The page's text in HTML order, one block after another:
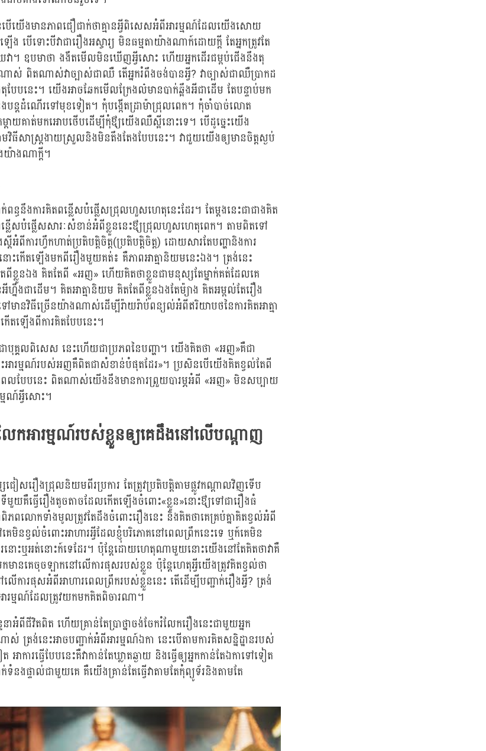
ើយើងមានភាពជឿជាក់ថាគ្មានអ្វីពិសេសអំពីអារម្មណ៍ដែលយើងសោយ
បើទោះបីវាជារឿងអស្ចារ្យ មិនធម្មតាយ៉ាងណាក៍ដោយក្តី តែអ្នកត្រូវតែ
។ ឧបមាថា ងងឹតមើលមិនឃើញអ្វីសោះ ហើយអ្នកដើរជម្ពប់ជើងនឹងតុ
ស់ ពិតណាស់វាច្បាស់ជាឈឺ តើអ្នករំពឹងចង់បានអ្វី? វាច្បាស់ជាឈឺប្រាកដ
បនេះ។ យើងអាចឆែកមើលក្រែងល៎មានបាក់ឆ្អឹងអីជាដើម តែបន្ទាប់មក
បន្តដំណើរទៅមុខទៀត។ កុំបង្កើតដ្រាម៉ាជ្រុលពេក។ កុំចាំបាច់លោត
ាយគាត់មកអោបថើបដើម្បីកុំឳ្យយើងឈឺស្អីនោះទេ។ បើដូច្នេះយើង
វិធីសាស្រ្តងាយស្រួលនិងមិនតឹងតែងបែបនេះ។ វាជួយយើងឲ្យមានចិត្តស្ងប់
យ៉ាងណាក្តី។
ន្ធនឹងការគិតពន្លើសបំផ្លើសជ្រុលហួសហេតុនេះដែរ។ តែម្តងនេះជាជាងគិត
លើសបំផ្លើសសារៈសំខាន់អំពីខ្លួននេះឳ្យជ្រុលហួសហេតុពេក។ តាមពិតទៅ
អំពីការហ្វឹកហាត់ប្រតិបត្តិចិត្ត(ប្រតិបតិ្តចិត្ត) ដោយសារតែបញ្ហានិងការ
ោះកើតឡើងមកពីរឿងមួយគត់៖ គឺភាពអាត្មានិយមនេះឯង។ ត្រង់នេះ
លួនឯង គិតតែពី «អញ» ហើយគិតថាខ្លួនជាមនុស្សតែម្នាក់គត់ដែលគេ
ហ្នឹងជាដើម។ គិតអាត្មានិយម គិតតែពីខ្លួនឯងតែម៉្យាង គិតអម្ពល់តែរឿង
មានវិធីច្រើនយ៉ាងណាស់ដើម្បីរ៉ាយរ៉ាប់ពន្យល់អំពីឥរិយាបថនៃការគិតអាត្មា
ឡើងពីការគិតបែបនេះ។
បុគ្គលពិសេស នេះហើយជាប្រភពនៃបញ្ហា។ យើងគិតថា «អញ»គឺជា
ារម្មណ៍របស់អញគឺពិតជាសំខាន់បំផុតដែរ»។ ប្រសិនបើយើងគិតខ្វល់តែពី
លបែបនេះ ពិតណាស់យើងនឹងមានការព្រួយបារម្ភអំពី «អញ» មិនសប្បាយ
ណ៍អ្វីសោះ។
ែកអារម្មណ៍របស់ខ្លួនឲ្យគេដឹងនៅលើបណ្តាញ
ៀសរឿងជ្រុលនិយមពីរប្រការ តែត្រូវប្រតិបត្តិតាមផ្លូវកណ្តាលវិញទើប
យគឺធ្វើរឿងតូចតាចដែលកើតឡើងចំពោះ«ខ្លួន»នោះឳ្យទៅជារឿងធំ
ោកទាំងមូលត្រូវតែដឹងចំពោះរឿងនេះ និងគិតថាគេគ្រប់គ្នាគិតខ្វល់អំពី
មិនខ្វល់ចំពោះអាហារអ្វីដែលខ្ញុំបរិភោគនៅពេលព្រឹកនេះទេ ឬក៍គេមិន
នោះឬអត់នោះក៍ទេដែរ។ ប៉ុន្តែដោយហេតុណាមួយនោះយើងនៅតែគិតថាវាគឺ
ានគេចុចឡាកនៅលើការផុសរបស់ខ្លួន ប៉ុន្តែហេតុអ្វីយើងត្រូវគិតខ្វល់ថា
ើការផុសអំពីអាហារពេលព្រឹករបស់ខ្លួននេះ តើដើម្បីបញ្ជាក់រឿងអ្វី? ត្រង់
ារម្មណ៍ដែលត្រូវយកមកគិតពិចារណា។
នាអំពីជីវិតពិត ហើយគ្រាន់តែប្រាថ្នាចង់ចែករំលែករឿងនេះជាមួយអ្នក
ស់ ត្រង់នេះអាចបញ្ជាក់អំពីអារម្មណ៍ឯកា នេះបើតាមការគិតសន្និដ្ឋានរបស់
អាការធ្វើបែបនេះគឺវាកាន់តែឃ្លាតឆ្ងាយ និងធ្វើឲ្យអ្នកកាន់តែឯកាទៅទៀត
នងផ្ទាល់ជាមួយគេ គឺយើងគ្រាន់តែធ្វើវាតាមតែកុំព្យូទ័រនិងតាមតែ